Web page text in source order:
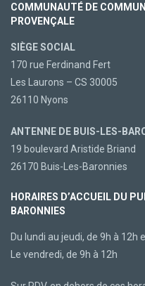
COMMUNAUTÉ DE
PROVENÇALE
SIÈGE SOCIAL
170 rue Ferdinand Fert
Les Laurons – CS 30005
26110 Nyons
ANTENNE DE BUIS-LES-
19 boulevard Aristide Briand
26170 Buis-Les-Baronnies
HORAIRES D’ACCUEIL DU
BARONNIES
Du lundi au jeudi, de 9h à 12h
Le vendredi, de 9h à 12h